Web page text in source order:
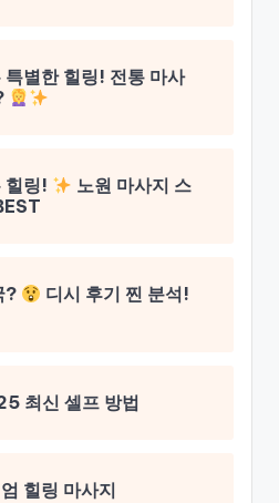
별한 힐링! 전통 마사
힐링!
노원 마사지 스
?
디시 후기 찐 분석!
최신 셀프 방법
힐링 마사지